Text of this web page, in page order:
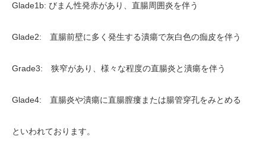
Glade1b: びまん性発赤があり、直腸周囲炎を伴う
Glade2: 直腸前壁に多く発生する潰瘍で灰白色の痂皮を伴う
Grade3: 狭窄があり、様々な程度の直腸炎と潰瘍を伴う
Glade4: 直腸炎や潰瘍に直腸膣瘻または腸管穿孔をみとめる
といわれております。